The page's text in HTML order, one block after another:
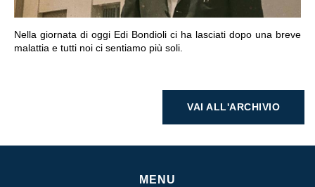
Nella giornata di oggi Edi Bondioli ci ha lasciati dopo una breve
malattia e tutti noi ci sentiamo più soli.
VAI ALL'ARCHIVIO
MENU